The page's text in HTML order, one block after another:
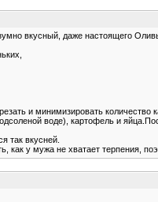
вкусный, даже настоящего
и минимизировать количество
воде), картофель и
так вкусней.
как у мужа не хватает терпения,